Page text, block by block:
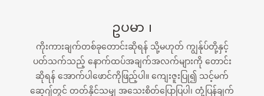
ဥပမာ ၊
ကိုးကားချက်တစ်ခုတောင်းဆိုရန် သို့မဟုတ် ကျွန်ုပ်တို့နှင့်
ပတ်သက်သည့် နောက်ထပ်အချက်အလက်များကို တောင်း
ဆိုရန် အောက်ပါဖောင်ကိုဖြည့်ပါ။ ကျေးဇူးပြု၍ သင့်မက်
ဆေ့ဂျ်တွင် တတ်နိုင်သမျှ အသေးစိတ်ပြောပြပါ၊ တုံ့ပြန်ချက်